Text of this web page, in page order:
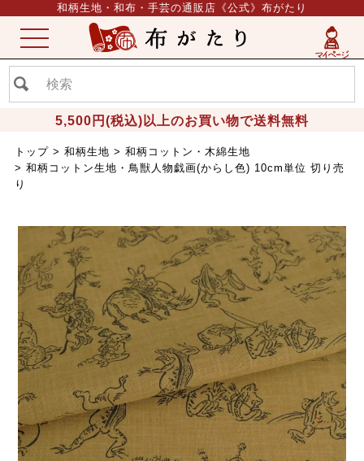
和柄生地・和布・手芸の通販店《公式》布がたり
5,500円(税込)以上のお買い物で送料無料
ME
NU
トップ 和柄生地
和柄コットン・木綿生地
和柄コットン生地・鳥獣人物戯画(からし色) 10cm単位 切り売
り